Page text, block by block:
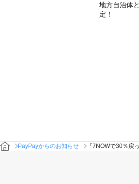
地方自治体
定！
PayPayからのお知らせ 『7NOWで30％戻